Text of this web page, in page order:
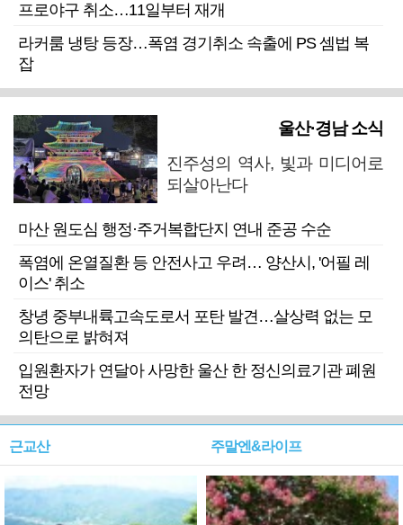
프로야구 취소…11일부터 재개
라커룸 냉탕 등장…폭염 경기취소 속출에 PS 셈법 복
잡
울산·경남 소식
진주성의 역사, 빛과 미디어로
되살아난다
마산 원도심 행정·주거복합단지 연내 준공 수순
폭염에 온열질환 등 안전사고 우려… 양산시, '어필 레
이스' 취소
창녕 중부내륙고속도로서 포탄 발견…살상력 없는 모
의탄으로 밝혀져
입원환자가 연달아 사망한 울산 한 정신의료기관 폐원
전망
근교산 주말엔&라이프